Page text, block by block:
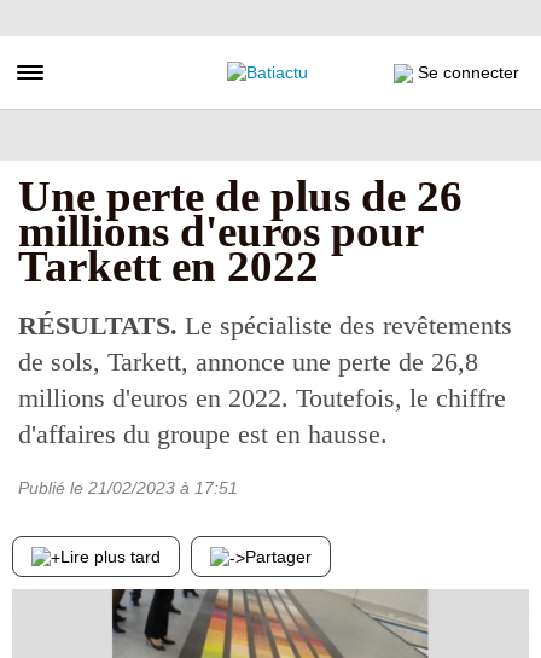
au
principal
Toggle navigation Se connecter
Une perte de plus de 26
millions d'euros pour
Tarkett en 2022
RÉSULTATS. Le spécialiste des revêtements
de sols, Tarkett, annonce une perte de 26,8
millions d'euros en 2022. Toutefois, le chiffre
d'affaires du groupe est en hausse.
Publié le 21/02/2023 à 17:51
Lire plus tard Partager